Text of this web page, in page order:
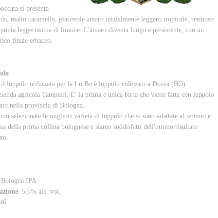
si presenta
malto caramello, piacevole amaro inizialmente leggero tropicale, resinoso
leggerissima di limone. L'amaro diventa lungo e persistente, con un
finale erbaceo.
luppolo utilizzato per la Lu.Bo è luppolo coltivato a Dozza (BO)
agricola Tampieri. E' la prima e unica birra che viene fatta con luppolo
nella provincia di Bologna.
selezionate le migliori varietà di luppolo che si sono adattate al terreno e
della prima collina bolognese e siamo soddisfatti dell'ottimo risultato
IPA
: 5,6% alc. vol.